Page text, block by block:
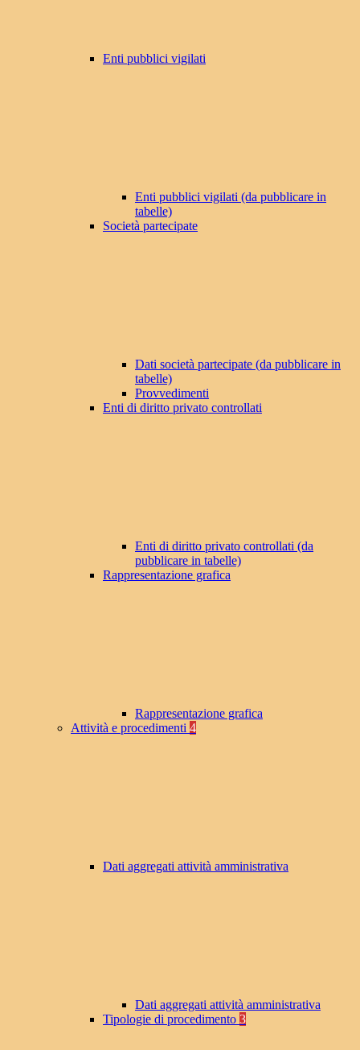
Enti pubblici vigilati
Enti pubblici vigilati (da pubblicare in
tabelle)
Società partecipate
Dati società partecipate (da pubblicare in
tabelle)
Provvedimenti
Enti di diritto privato controllati
Enti di diritto privato controllati (da
pubblicare in tabelle)
Rappresentazione grafica
Rappresentazione grafica
Attività e procedimenti 4
Dati aggregati attività amministrativa
Dati aggregati attività amministrativa
Tipologie di procedimento 3